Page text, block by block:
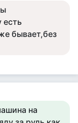
есть
бывает,без
на